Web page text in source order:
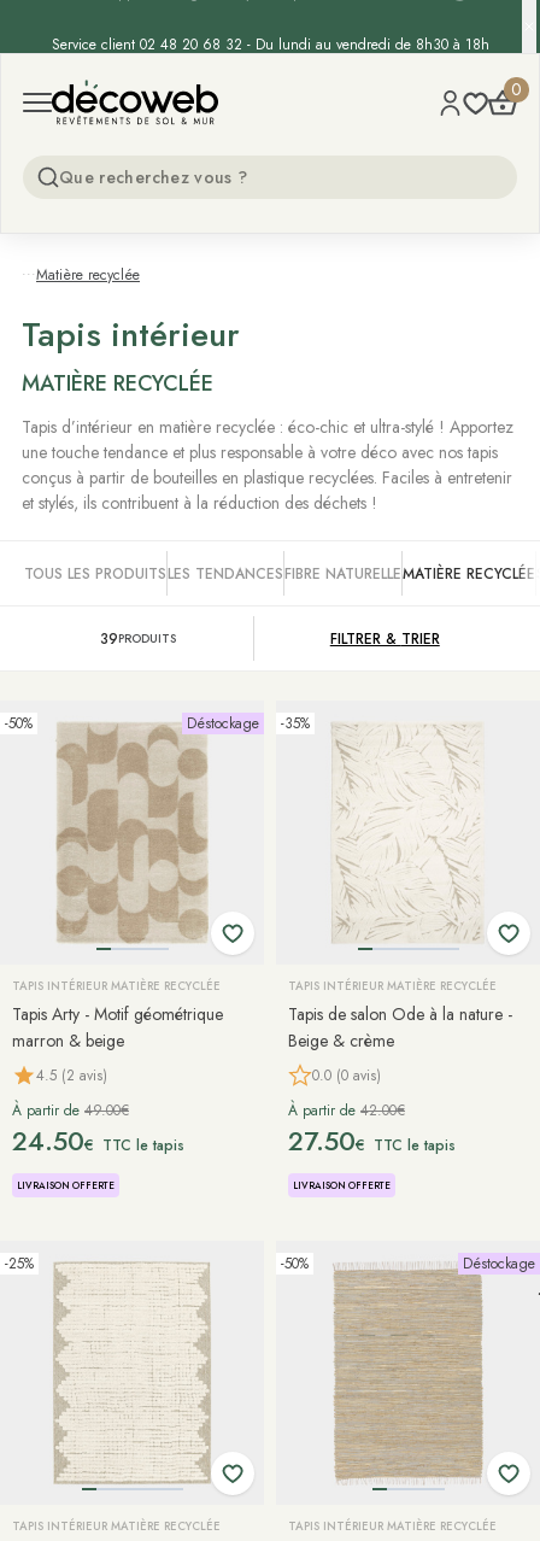
Open menu
Decoweb 0
...Matière recyclée
Tapis intérieur
MATIÈRE RECYCLÉE
Tapis d’intérieur en matière recyclée : éco-chic et ultra-stylé ! Apportez
une touche tendance et plus responsable à votre déco avec nos tapis
conçus à partir de bouteilles en plastique recyclées. Faciles à entretenir
et stylés, ils contribuent à la réduction des déchets !
TOUS LES PRODUITSLES TENDANCESFIBRE NATURELLEMATIÈRE RECYCLÉE
39PRODUITS FILTRER & TRIER
-50% Déstockage
TAPIS INTÉRIEUR MATIÈRE RECYCLÉE
Tapis Arty - Motif géométrique
marron & beige
4.5 (2 avis)
À partir de 49.00€
24.50€ TTC le tapis
LIVRAISON OFFERTE
-35%
TAPIS INTÉRIEUR MATIÈRE RECYCLÉE
Tapis de salon Ode à la nature -
Beige & crème
0.0 (0 avis)
À partir de 42.00€
27.50€ TTC le tapis
LIVRAISON OFFERTE
-25%
TAPIS INTÉRIEUR MATIÈRE RECYCLÉE
-50% Déstockage
TAPIS INTÉRIEUR MATIÈRE RECYCLÉE